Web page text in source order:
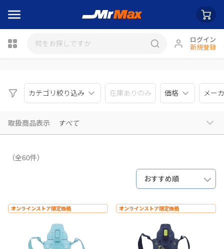
ログイン
新規登録
カテゴリ絞り込み 在庫ありのみ 価格 メー
取扱商品表示 すべて
（全60件）
おすすめ順
オンラインストア限定価格 オンラインストア限定価格